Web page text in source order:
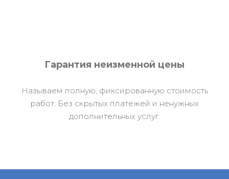
Гарантия неизменной цены
Называем полную, фиксированную стоимость
работ. Без скрытых платежей и ненужных
дополнительных услуг.